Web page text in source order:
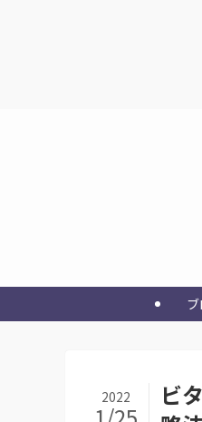
ビ
2022